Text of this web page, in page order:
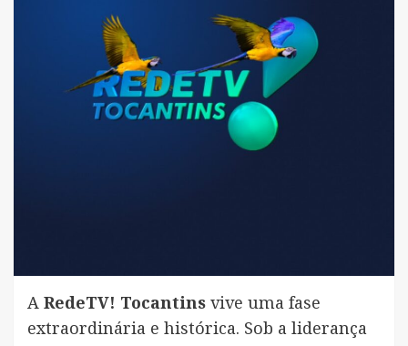
A RedeTV! Tocantins vive uma fase
extraordinária e histórica. Sob a liderança